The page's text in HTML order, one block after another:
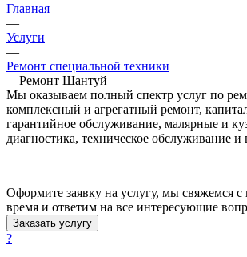
Главная
—
Услуги
—
Ремонт специальной техники
—Ремонт Шантуй
Мы оказываем полный спектр услуг по
комплексный и агрегатный ремонт,
гарантийное обслуживание, малярные и
диагностика, техническое обслуживание
Оформите заявку на услугу, мы свяжемся
время и ответим на все интересующие
Заказать услугу
?